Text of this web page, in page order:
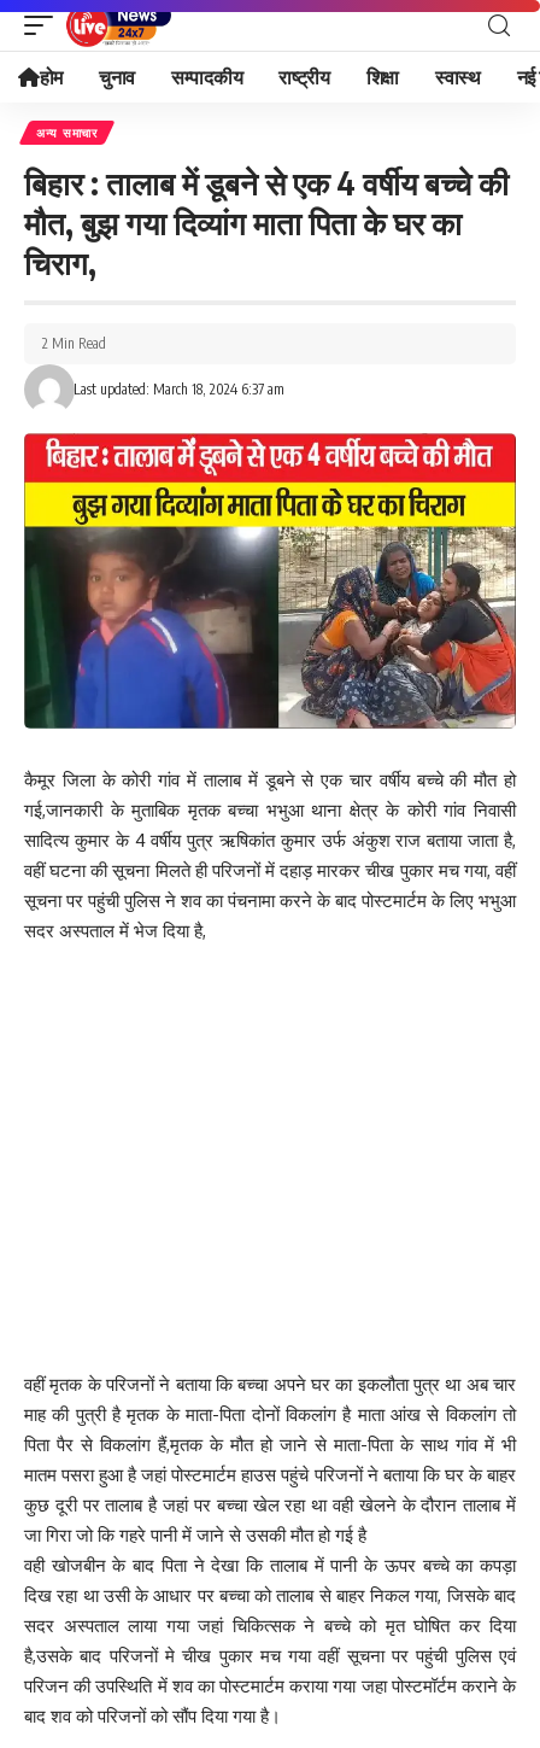
होम चुनाव सम्पादकीय राष्ट्रीय शिक्षा स्वास्थ नई
अन्य समाचार
बिहार : तालाब में डूबने से एक 4 वर्षीय बच्चे की
मौत, बुझ गया दिव्यांग माता पिता के घर का
चिराग,
Last updated: March 18, 2024 6:37 am
2 Min Read
कैमूर जिला के कोरी गांव में तालाब में डूबने से एक चार वर्षीय बच्चे की मौत हो
गई,जानकारी के मुताबिक मृतक बच्चा भभुआ थाना क्षेत्र के कोरी गांव निवासी
सादित्य कुमार के 4 वर्षीय पुत्र ऋषिकांत कुमार उर्फ अंकुश राज बताया जाता है,
वहीं घटना की सूचना मिलते ही परिजनों में दहाड़ मारकर चीख पुकार मच गया, वहीं
सूचना पर पहुंची पुलिस ने शव का पंचनामा करने के बाद पोस्टमार्टम के लिए भभुआ
सदर अस्पताल में भेज दिया है,
वहीं मृतक के परिजनों ने बताया कि बच्चा अपने घर का इकलौता पुत्र था अब चार
माह की पुत्री है मृतक के माता-पिता दोनों विकलांग है माता आंख से विकलांग तो
पिता पैर से विकलांग हैं,मृतक के मौत हो जाने से माता-पिता के साथ गांव में भी
मातम पसरा हुआ है जहां पोस्टमार्टम हाउस पहुंचे परिजनों ने बताया कि घर के बाहर
कुछ दूरी पर तालाब है जहां पर बच्चा खेल रहा था वही खेलने के दौरान तालाब में
जा गिरा जो कि गहरे पानी में जाने से उसकी मौत हो गई है
वही खोजबीन के बाद पिता ने देखा कि तालाब में पानी के ऊपर बच्चे का कपड़ा
दिख रहा था उसी के आधार पर बच्चा को तालाब से बाहर निकल गया, जिसके बाद
सदर अस्पताल लाया गया जहां चिकित्सक ने बच्चे को मृत घोषित कर दिया
है,उसके बाद परिजनों मे चीख पुकार मच गया वहीं सूचना पर पहुंची पुलिस एवं
परिजन की उपस्थिति में शव का पोस्टमार्टम कराया गया जहा पोस्टमॉर्टम कराने के
बाद शव को परिजनों को सौंप दिया गया है।